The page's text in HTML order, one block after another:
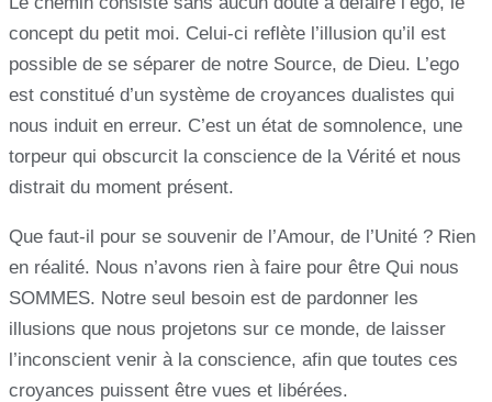
concept du petit moi. Celui-ci reflète l’illusion qu’il est
possible de se séparer de notre Source, de Dieu. L’ego
est constitué d’un système de croyances dualistes qui
nous induit en erreur. C’est un état de somnolence, une
torpeur qui obscurcit la conscience de la Vérité et nous
distrait du moment présent.
Que faut-il pour se souvenir de l’Amour, de l’Unité ? Rien
en réalité. Nous n’avons rien à faire pour être Qui nous
SOMMES. Notre seul besoin est de pardonner les
illusions que nous projetons sur ce monde, de laisser
l’inconscient venir à la conscience, afin que toutes ces
croyances puissent être vues et libérées.